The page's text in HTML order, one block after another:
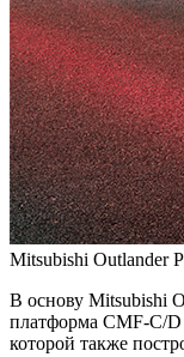
Mitsubishi Outlander
В основу Mitsubishi
платформа CMF-C/D
которой также